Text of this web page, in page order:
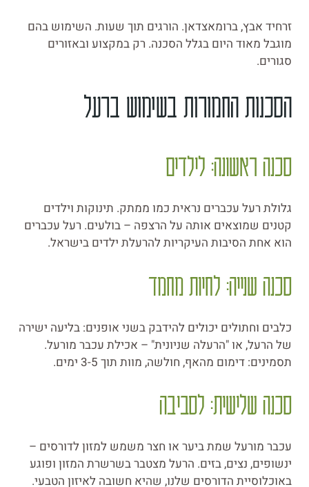
זרחיד אבץ, ברומאצדאן. הורגים תוך שעות. השימוש בהם
מוגבל מאוד היום בגלל הסכנה. רק במקצוע ובאזורים
סגורים.
הסכנות החמורות בשימוש ברעל
סכנה ראשונה: לילדים
גלולת רעל עכברים נראית כמו ממתק. תינוקות וילדים
קטנים שמוצאים אותה על הרצפה – בולעים. רעל עכברים
הוא אחת הסיבות העיקריות להרעלת ילדים בישראל.
סכנה שנייה: לחיות מחמד
כלבים וחתולים יכולים להידבק בשני אופנים: בליעה ישירה
של הרעל, או "הרעלה שניונית" – אכילת עכבר מורעל.
תסמינים: דימום מהאף, חולשה, מוות תוך 3-5 ימים.
סכנה שלישית: לסביבה
עכבר מורעל שמת ביער או חצר משמש למזון לדורסים –
ינשופים, נצים, בזים. הרעל מצטבר בשרשרת המזון ופוגע
באוכלוסיית הדורסים שלנו, שהיא חשובה לאיזון הטבעי.